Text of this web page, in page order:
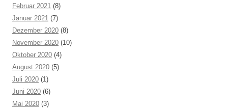
Februar 2021 (8)
Januar 2021 (7)
Dezember 2020 (8)
November 2020 (10)
Oktober 2020 (4)
August 2020 (5)
Juli 2020 (1)
Juni 2020 (6)
Mai 2020 (3)